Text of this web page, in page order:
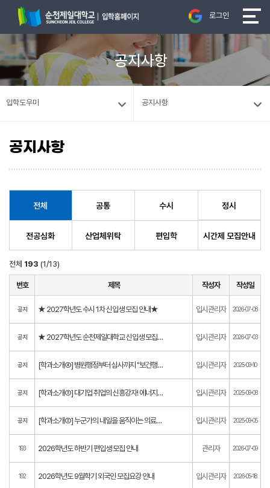
로그인
공지사항
입학도우미 공지사항
공지사항
전체 공통 수시 정시
전공심화 산업체위탁 편입학 시간제 모집안내
전체 193 (1/13)
번호 제목 작성자 작성일
공지 ★ 2027학년도 수시 1차 신입생 모집 안내★ 입시관리자 2026-07-08
공지 ★ 2027학년도 순천제일대학교 신입생 모집요강 및 입학원서 ★ 입시관리자 2026-07-03
공지 [학과소개④] 병원행정부터 심사까지 "보건행정과" 입시관리자 2025-09-10
공지 [학과소개③] 대기업 취업의 신흥강자! 에너지소재화공과 입시관리자 2025-09-08
공지 [학과소개②] 누군가의 내일을 움직이는 의료재활과 입시관리자 2025-09-05
193 2026학년도 하반기 편입생 모집 안내 관리자 2026-07-09
192 2026학년도 9월학기 외국인 모집요강 안내 입시관리자 2026-05-18